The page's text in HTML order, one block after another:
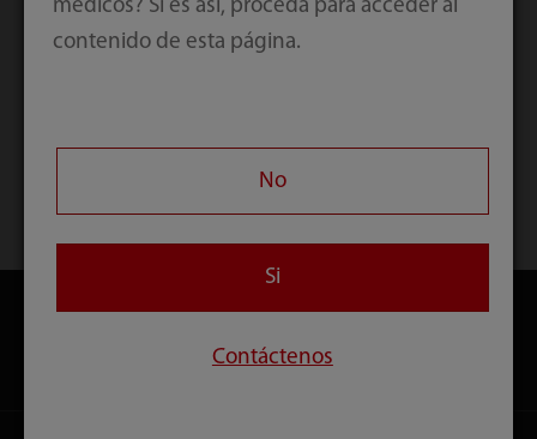
eGateway
médicos? Si es así, proceda para acceder al
contenido de esta página.
No
Si
Contáctenos